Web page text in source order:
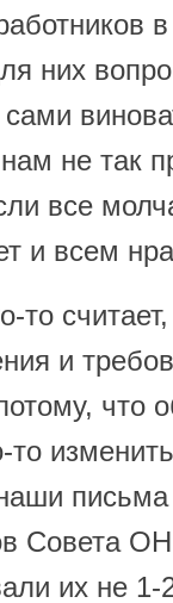
них
не так
все
и всем
то
и
что
то
письма
Совета
их не